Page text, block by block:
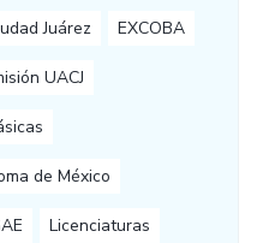
Juárez EXCOBA
UACJ
de México
Licenciaturas